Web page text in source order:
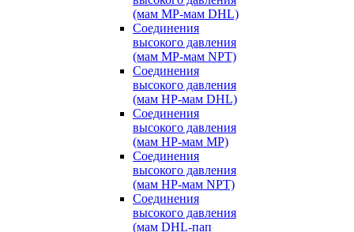
(мам MP-мам DHL)
Соединения
высокого давления
(мам MP-мам NPT)
Соединения
высокого давления
(мам HP-мам DHL)
Соединения
высокого давления
(мам HP-мам MP)
Соединения
высокого давления
(мам HP-мам NPT)
Соединения
высокого давления
(мам DHL-пап